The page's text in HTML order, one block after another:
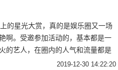
的星光大赏，真的是娱乐圈又一场
啊。受邀参加活动的，基本都是一
的艺人，在圈内的人气和流量都是
。比如女星里面的迪丽热巴，杨幂，
2019-12-30 14:22:20